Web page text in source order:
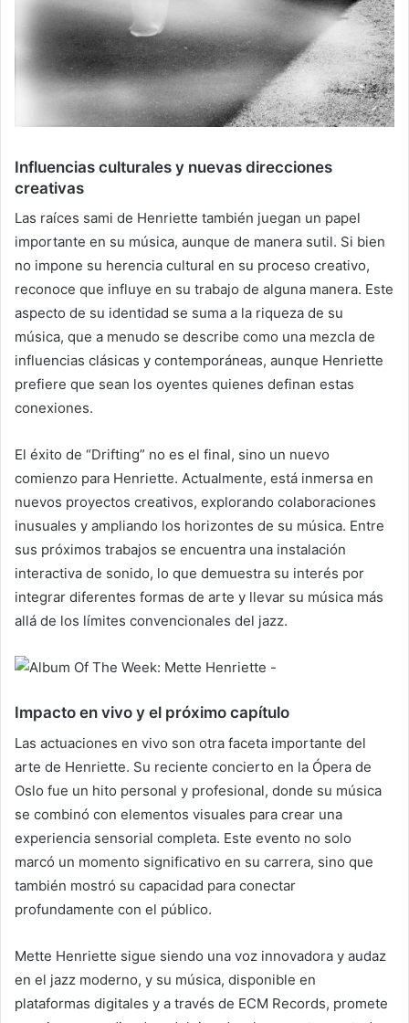
Influencias culturales y nuevas direcciones
creativas
Las raíces sami de Henriette también juegan un papel
importante en su música, aunque de manera sutil. Si bien
no impone su herencia cultural en su proceso creativo,
reconoce que influye en su trabajo de alguna manera. Este
aspecto de su identidad se suma a la riqueza de su
música, que a menudo se describe como una mezcla de
influencias clásicas y contemporáneas, aunque Henriette
prefiere que sean los oyentes quienes definan estas
conexiones.
El éxito de “Drifting” no es el final, sino un nuevo
comienzo para Henriette. Actualmente, está inmersa en
nuevos proyectos creativos, explorando colaboraciones
inusuales y ampliando los horizontes de su música. Entre
sus próximos trabajos se encuentra una instalación
interactiva de sonido, lo que demuestra su interés por
integrar diferentes formas de arte y llevar su música más
allá de los límites convencionales del jazz.
Impacto en vivo y el próximo capítulo
Las actuaciones en vivo son otra faceta importante del
arte de Henriette. Su reciente concierto en la Ópera de
Oslo fue un hito personal y profesional, donde su música
se combinó con elementos visuales para crear una
experiencia sensorial completa. Este evento no solo
marcó un momento significativo en su carrera, sino que
también mostró su capacidad para conectar
profundamente con el público.
Mette Henriette sigue siendo una voz innovadora y audaz
en el jazz moderno, y su música, disponible en
plataformas digitales y a través de ECM Records, promete